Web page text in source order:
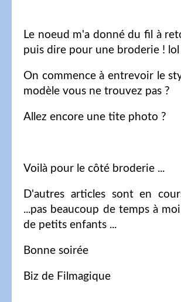
Le noeud m'a donné du fil à
puis dire pour une broderie ! lol
On commence à entrevoir le
modèle vous ne trouvez pas ?
Allez encore une tite photo ?
Voilà pour le côté broderie ...
D'autres articles sont en
...pas beaucoup de temps à
de petits enfants ...
Bonne soirée
Biz de Filmagique